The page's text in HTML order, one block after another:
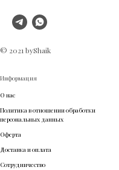
© 2021 byShaik
Информация
О нас
Политика в отношении обработки
персональных данных
Оферта
Доставка и оплата
Сотрудничество